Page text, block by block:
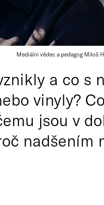
Mediální vědec a pedagog Miloš
a co
vinyly?
jsou v
nadšením